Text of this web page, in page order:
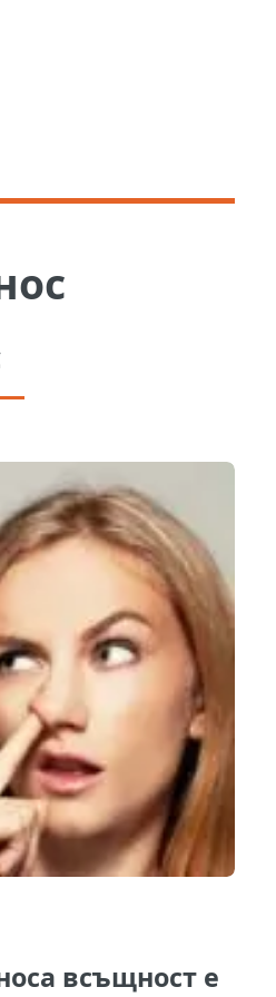
всъщност е